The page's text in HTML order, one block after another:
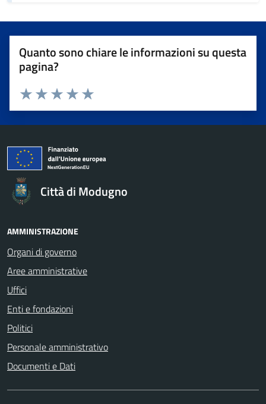
Quanto sono chiare le informazioni su questa
pagina?
Valuta da 1 a 5 stelle la pagina
Valuta 5 stelle su 5
Valuta 4 stelle su 5
Valuta 3 stelle su 5
Valuta 2 stelle su 5
Valuta 1 stelle su 5
Città di Modugno
AMMINISTRAZIONE
Organi di governo
Aree amministrative
Uffici
Enti e fondazioni
Politici
Personale amministrativo
Documenti e Dati